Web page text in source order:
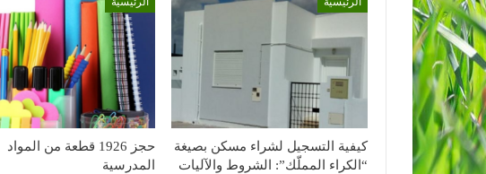
كيفية التسجيل لشراء مسكن بصيغة
“الكراء المملّك”: الشروط والآليات
حجز 1926 قطعة من المواد
المدرسية